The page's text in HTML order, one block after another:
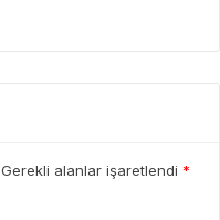
Gerekli alanlar işaretlendi *